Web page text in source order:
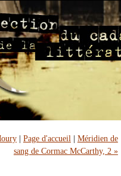
| Page d'accueil | Méridien de
sang de Cormac McCarthy, 2 »